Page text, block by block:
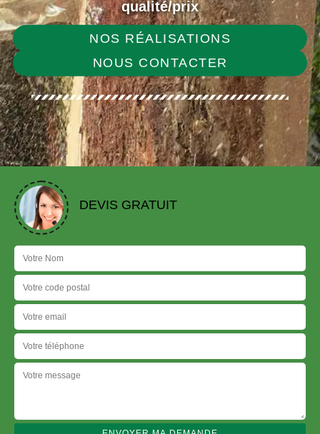
qualité/prix
NOS RÉALISATIONS
NOUS CONTACTER
DEVIS GRATUIT